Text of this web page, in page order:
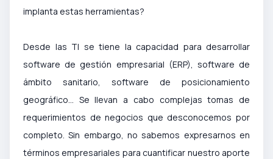
implanta estas herramientas?
Desde las TI se tiene la capacidad para desarrollar
software de gestión empresarial (ERP), software de
ámbito sanitario, software de posicionamiento
geográfico… Se llevan a cabo complejas tomas de
requerimientos de negocios que desconocemos por
completo. Sin embargo, no sabemos expresarnos en
términos empresariales para cuantificar nuestro aporte